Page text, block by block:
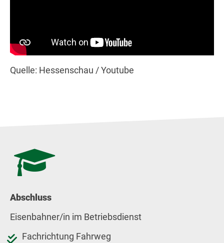
Quelle: Hessenschau / Youtube
Abschluss
Eisenbahner/in im Betriebsdienst
Fachrichtung Fahrweg